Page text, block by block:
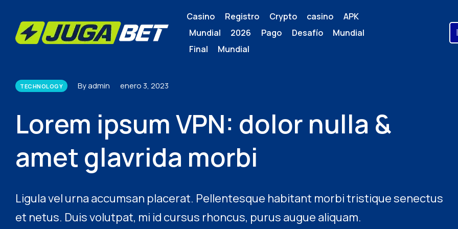
Casino Registro Crypto casino
APK
Mundial 2026
Pago
Desafío Mundial
Final Mundial
TECHNOLOGY By admin enero 3, 2023
Lorem ipsum VPN: dolor nulla &
amet glavrida morbi
Ligula vel urna accumsan placerat. Pellentesque habitant morbi tristique senectus
et netus. Duis volutpat, mi id cursus rhoncus, purus augue aliquam.